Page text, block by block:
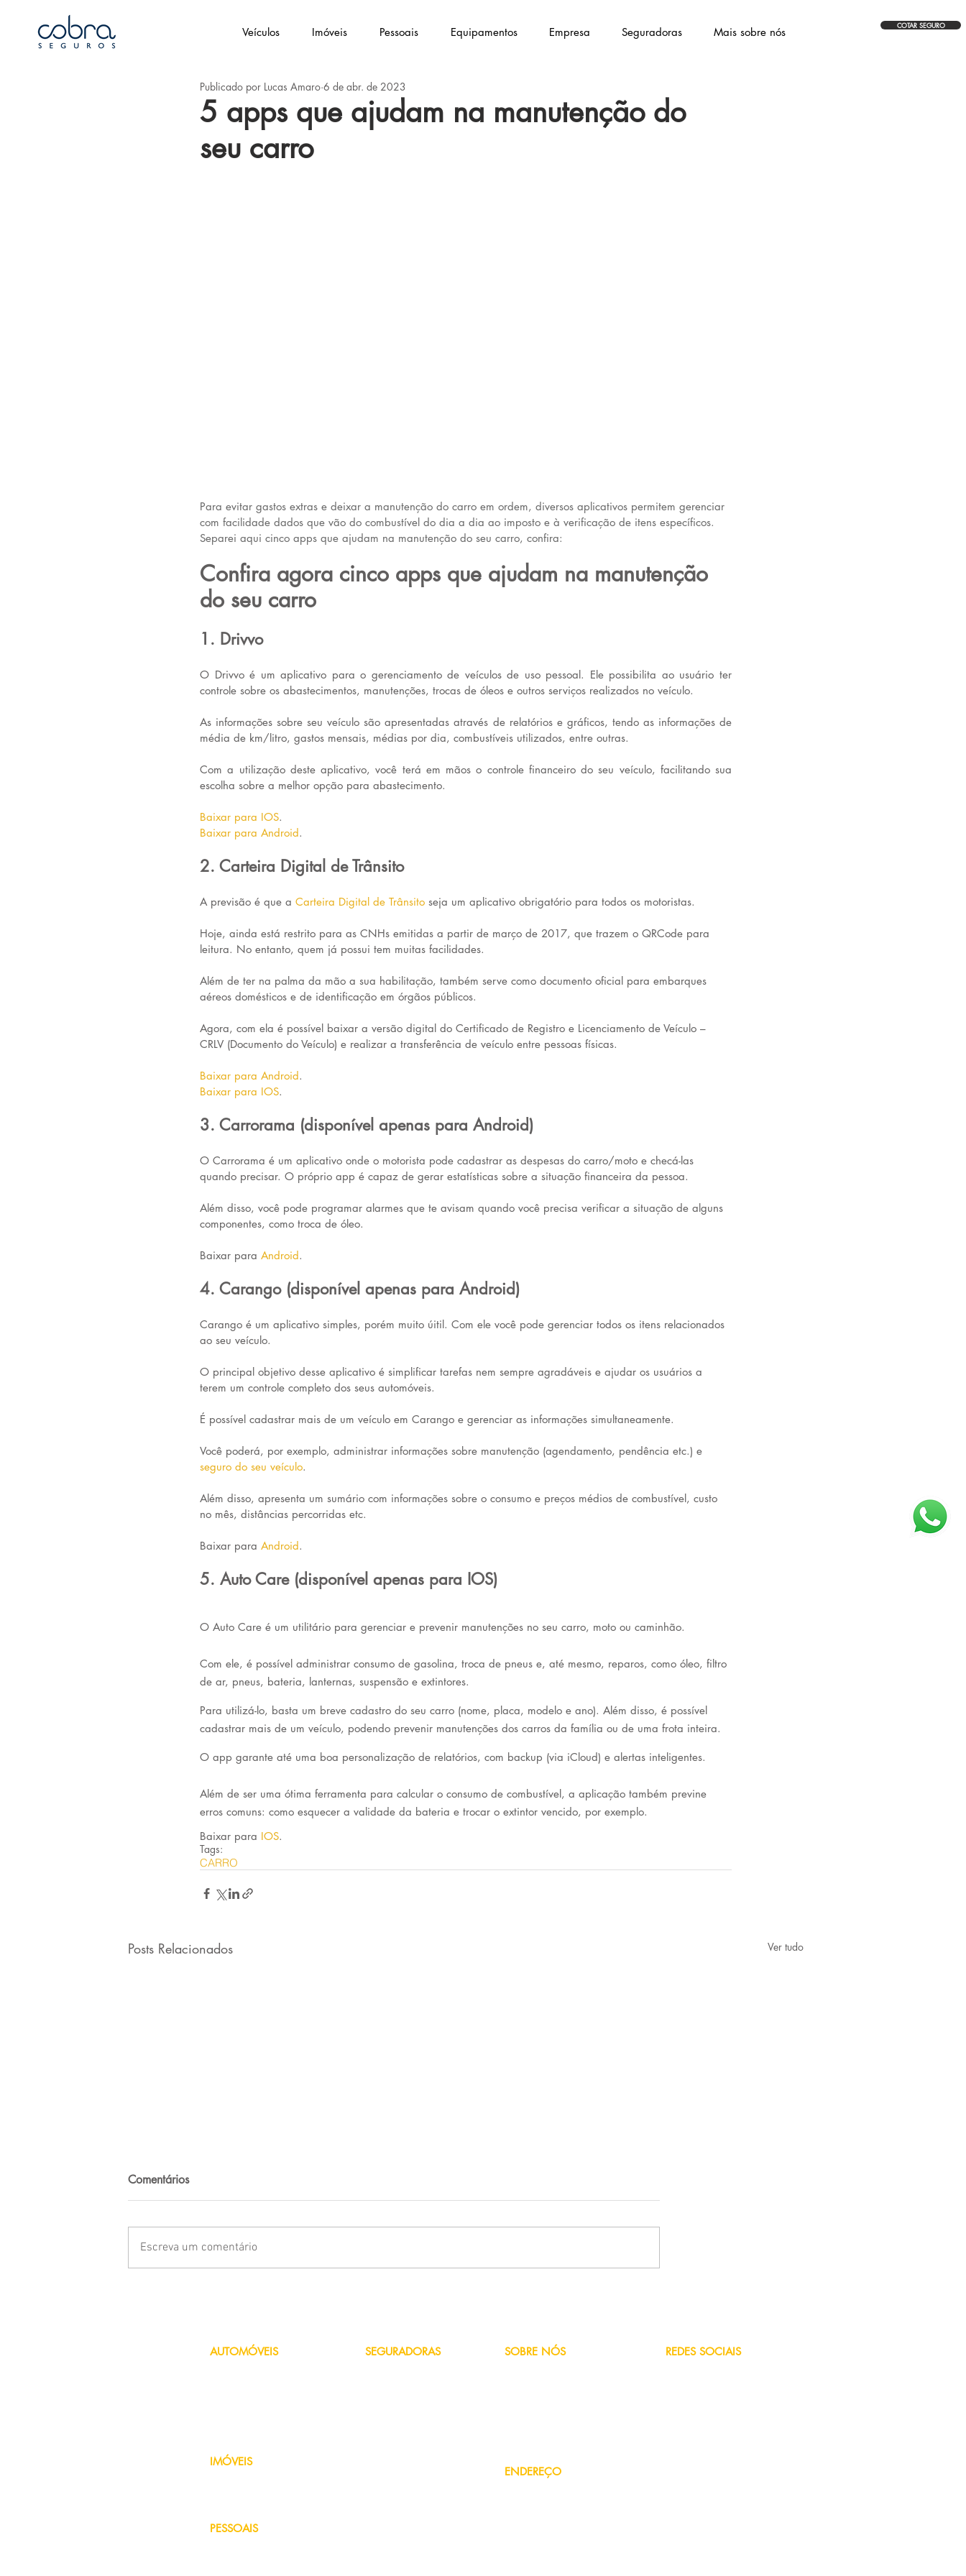
Veículos Imóveis Pessoais Equipamentos Empresa Seguradoras Mais sobre nós COTAR SEGURO
5 apps que ajudam na manutenção do
seu carro
Publicado por Lucas Amaro 6 de abr. de 2023
Para evitar gastos extras e deixar a manutenção do carro em ordem, diversos aplicativos permitem gerenciar
com facilidade dados que vão do combustível do dia a dia ao imposto e à verificação de itens específicos.
Separei aqui cinco apps que ajudam na manutenção do seu carro, confira:
Confira agora cinco apps que ajudam na manutenção
do seu carro
1. Drivvo
O Drivvo é um aplicativo para o gerenciamento de veículos de uso pessoal. Ele possibilita ao usuário ter
controle sobre os abastecimentos, manutenções, trocas de óleos e outros serviços realizados no veículo.
As informações sobre seu veículo são apresentadas através de relatórios e gráficos, tendo as informações de
média de km/litro, gastos mensais, médias por dia, combustíveis utilizados, entre outras.
Com a utilização deste aplicativo, você terá em mãos o controle financeiro do seu veículo, facilitando sua
escolha sobre a melhor opção para abastecimento.
Baixar para IOS.
Baixar para Android.
2. Carteira Digital de Trânsito
A previsão é que a Carteira Digital de Trânsito seja um aplicativo obrigatório para todos os motoristas.
Hoje, ainda está restrito para as CNHs emitidas a partir de março de 2017, que trazem o QRCode para
leitura. No entanto, quem já possui tem muitas facilidades.
Além de ter na palma da mão a sua habilitação, também serve como documento oficial para embarques
aéreos domésticos e de identificação em órgãos públicos.
Agora, com ela é possível baixar a versão digital do Certificado de Registro e Licenciamento de Veículo –
CRLV (Documento do Veículo) e realizar a transferência de veículo entre pessoas físicas.
Baixar para Android.
Baixar para IOS.
3. Carrorama (disponível apenas para Android)
O Carrorama é um aplicativo onde o motorista pode cadastrar as despesas do carro/moto e checá-las
quando precisar. O próprio app é capaz de gerar estatísticas sobre a situação financeira da pessoa.
Além disso, você pode programar alarmes que te avisam quando você precisa verificar a situação de alguns
componentes, como troca de óleo.
Baixar para Android.
4. Carango (disponível apenas para Android)
Carango é um aplicativo simples, porém muito úitil. Com ele você pode gerenciar todos os itens relacionados
ao seu veículo.
O principal objetivo desse aplicativo é simplificar tarefas nem sempre agradáveis e ajudar os usuários a
terem um controle completo dos seus automóveis.
É possível cadastrar mais de um veículo em Carango e gerenciar as informações simultaneamente.
Você poderá, por exemplo, administrar informações sobre manutenção (agendamento, pendência etc.) e
seguro do seu veículo.
Além disso, apresenta um sumário com informações sobre o consumo e preços médios de combustível, custo
no mês, distâncias percorridas etc.
Baixar para Android.
5. Auto Care (disponível apenas para IOS)
O Auto Care é um utilitário para gerenciar e prevenir manutenções no seu carro, moto ou caminhão.
Com ele, é possível administrar consumo de gasolina, troca de pneus e, até mesmo, reparos, como óleo, filtro
de ar, pneus, bateria, lanternas, suspensão e extintores.
Para utilizá-lo, basta um breve cadastro do seu carro (nome, placa, modelo e ano). Além disso, é possível
cadastrar mais de um veículo, podendo prevenir manutenções dos carros da família ou de uma frota inteira.
O app garante até uma boa personalização de relatórios, com backup (via iCloud) e alertas inteligentes.
Além de ser uma ótima ferramenta para calcular o consumo de combustível, a aplicação também previne
erros comuns: como esquecer a validade da bateria e trocar o extintor vencido, por exemplo.
Baixar para IOS.
Tags:
CARRO
Posts Relacionados Ver tudo
Comentários
Escreva um comentário
AUTOMÓVEIS
IMÓVEIS
PESSOAIS
SEGURADORAS SOBRE NÓS REDES SOCIAIS
ENDEREÇO